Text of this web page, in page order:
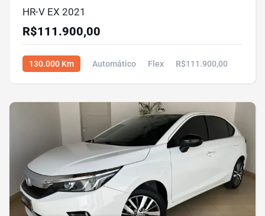
HR-V EX 2021
R$111.900,00
130.000 Km Automático Flex R$111.900,00